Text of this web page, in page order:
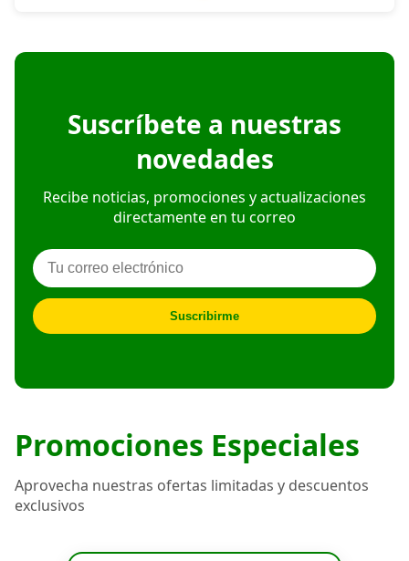
Suscríbete a nuestras
novedades
Recibe noticias, promociones y actualizaciones
directamente en tu correo
Suscribirme
Promociones Especiales
Aprovecha nuestras ofertas limitadas y descuentos
exclusivos